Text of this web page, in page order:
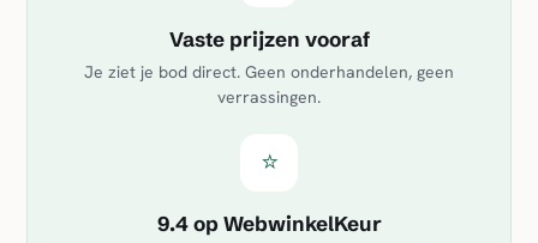
Vaste prijzen vooraf
Je ziet je bod direct. Geen onderhandelen, geen
verrassingen.
⭐
9.4 op WebwinkelKeur